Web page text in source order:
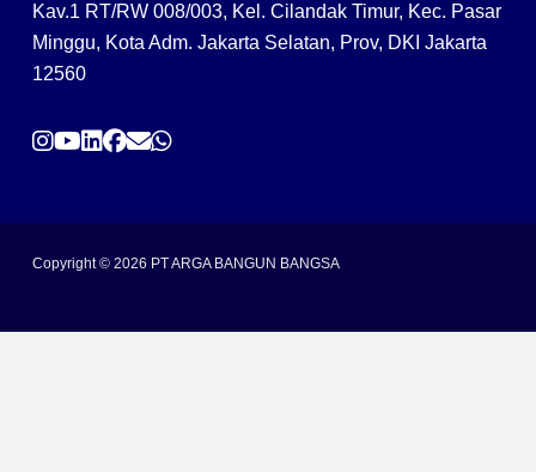
Kav.1 RT/RW 008/003, Kel. Cilandak Timur, Kec. Pasar
Minggu, Kota Adm. Jakarta Selatan, Prov, DKI Jakarta
12560
Copyright © 2026 PT ARGA BANGUN BANGSA